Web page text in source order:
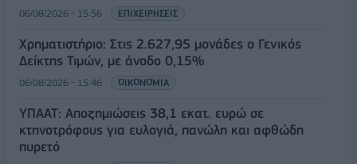
06/08/2026 - 15:56 ΕΠΙΧΕΙΡΗΣΕΙΣ
Χρηματιστήριο: Στις 2.627,95 μονάδες ο Γενικός
Δείκτης Τιμών, με άνοδο 0,15%
06/08/2026 - 15:46 ΟΙΚΟΝΟΜΙΑ
ΥΠΑΑΤ: Αποζημιώσεις 38,1 εκατ. ευρώ σε
κτηνοτρόφους για ευλογιά, πανώλη και αφθώδη
πυρετό